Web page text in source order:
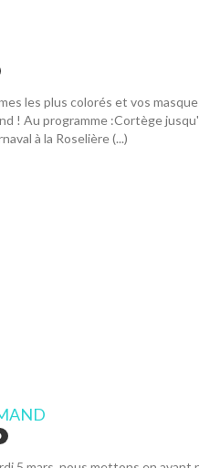
les plus colorés et vos
! Au programme :Cortège
à la Roselière (...)